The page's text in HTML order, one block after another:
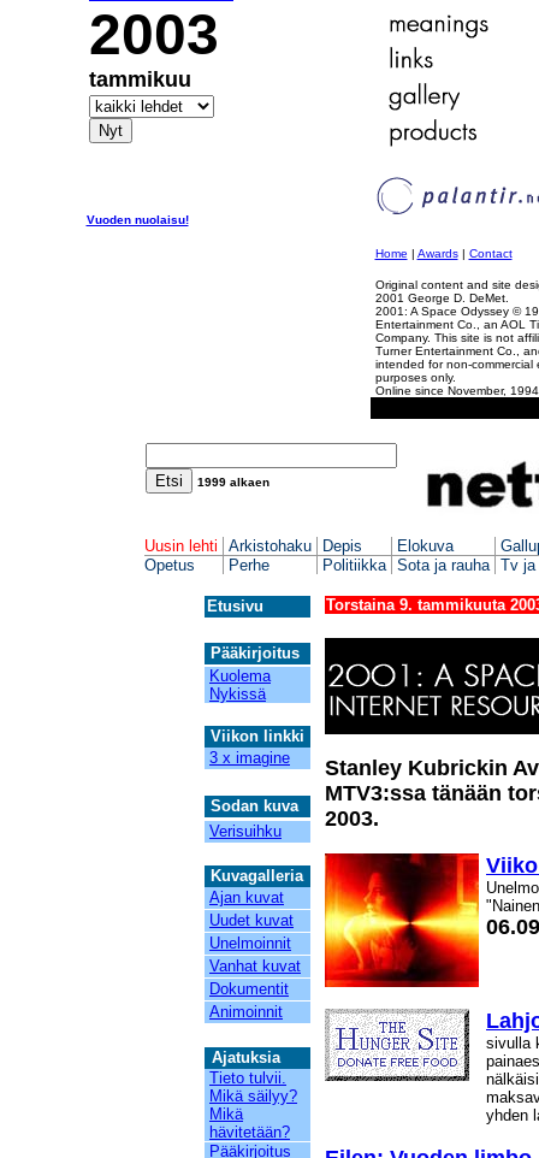
2003
tammikuu
Vuoden nuolaisu!
Home | Awards| Contact
Original content and site
2001 George D. DeMet.
2001: A Space Odyssey ©
Entertainment Co., an AOL
Company. This site is not
Turner Entertainment Co.,
intended for non-commercial
purposes only.
Online since November,
1999 alkaen
Uusin lehti Arkistohaku Depis Elokuva
Opetus
Perhe Politiikka Sota ja rauha Tv ja
Etusivu
Pääkirjoitus
Kuolema
Nykissä
Viikon linkki
3 x imagine
Sodan kuva
Verisuihku
Kuvagalleria
Ajan kuvat
Uudet kuvat
Unelmoinnit
Vanhat kuvat
Dokumentit
Animoinnit
Ajatu ksia
Tieto tulvii.
Mikä säilyy?
Mikä
hävitetään?
Pääkirjoitus
Torstaina 9. tammikuuta
Stanley Kubrickin
MTV3:ssa tänään
2003.
sivulla
yhden